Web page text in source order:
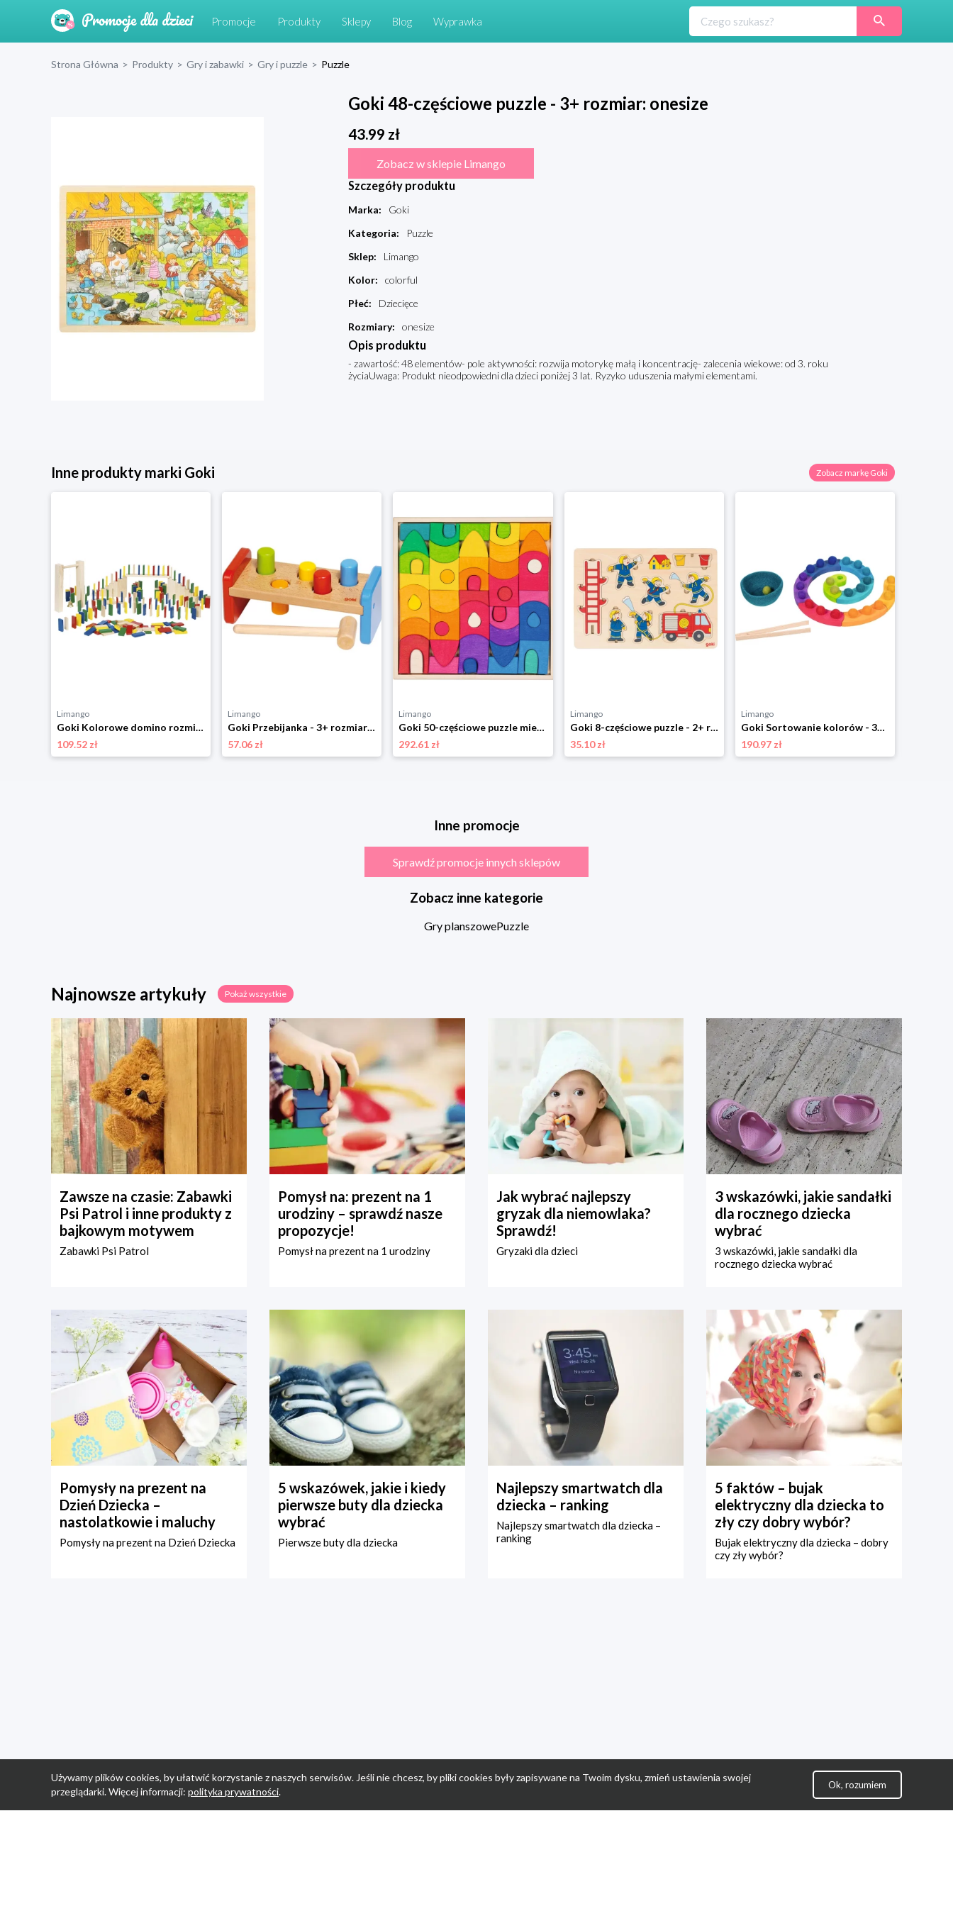
Promocje Produkty Sklepy Blog Wyprawka
Strona Główna > Produkty > Gry i zabawki > Gry i puzzle > Puzzle
Goki 48-częściowe puzzle - 3+ rozmiar: onesize
43.99 zł
Zobacz w sklepie Limango
Szczegóły produktu
Marka:
Goki
Kategoria:
Puzzle
Sklep:
Limango
Kolor:
colorful
Płeć:
Dziecięce
Rozmiary: onesize
Opis produktu
- zawartość: 48 elementów- pole aktywności: rozwija motorykę małą i koncentrację- zalecenia wiekowe: od 3. roku
życiaUwaga: Produkt nieodpowiedni dla dzieci poniżej 3 lat. Ryzyko uduszenia małymi elementami.
Inne produkty marki Goki Zobacz markę Goki
Limango
Goki Kolorowe domino rozmiar: onesize
109.52 zł
Limango
Goki Przebijanka - 3+ rozmiar: onesize
57.06 zł
Limango
Goki 50-częściowe puzzle miejskie "Morgana" - 3+ rozmiar: onesize
292.61 zł
Limango
Goki 8-częściowe puzzle - 2+ rozmiar: onesize
35.10 zł
Limango
Goki Sortowanie kolorów - 3+ rozmiar: onesize
190.97 zł
Inne promocje
Sprawdź promocje innych sklepów
Zobacz inne kategorie
Gry planszowePuzzle
Najnowsze artykuły Pokaż wszystkie
Zawsze na czasie: Zabawki
Psi Patrol i inne produkty z
bajkowym motywem
Zabawki Psi Patrol
Pomysł na: prezent na 1
urodziny – sprawdź nasze
propozycje!
Pomysł na prezent na 1 urodziny
Jak wybrać najlepszy
gryzak dla niemowlaka?
Sprawdź!
Gryzaki dla dzieci
3 wskazówki, jakie sandałki
dla rocznego dziecka
wybrać
3 wskazówki, jakie sandałki dla
rocznego dziecka wybrać
Pomysły na prezent na
Dzień Dziecka –
nastolatkowie i maluchy
Pomysły na prezent na Dzień Dziecka
5 wskazówek, jakie i kiedy
pierwsze buty dla dziecka
wybrać
Pierwsze buty dla dziecka
Najlepszy smartwatch dla
dziecka – ranking
Najlepszy smartwatch dla dziecka –
ranking
5 faktów – bujak
elektryczny dla dziecka to
zły czy dobry wybór?
Bujak elektryczny dla dziecka – dobry
czy zły wybór?
Używamy plików cookies, by ułatwić korzystanie z naszych serwisów. Jeśli nie chcesz, by pliki cookies były zapisywane na Twoim dysku, zmień ustawienia swojej
przeglądarki. Więcej informacji: polityka prywatności.
Ok, rozumiem